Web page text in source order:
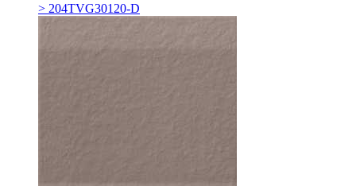
> 204TVG30120-D